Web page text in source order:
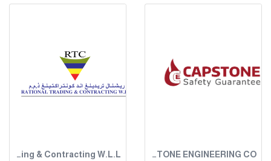
Rational Trading & Contracting W.L.L CAPSTONE ENGINEERING CO